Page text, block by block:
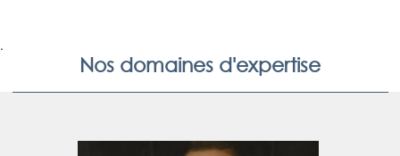
.
Nos domaines d'expertise